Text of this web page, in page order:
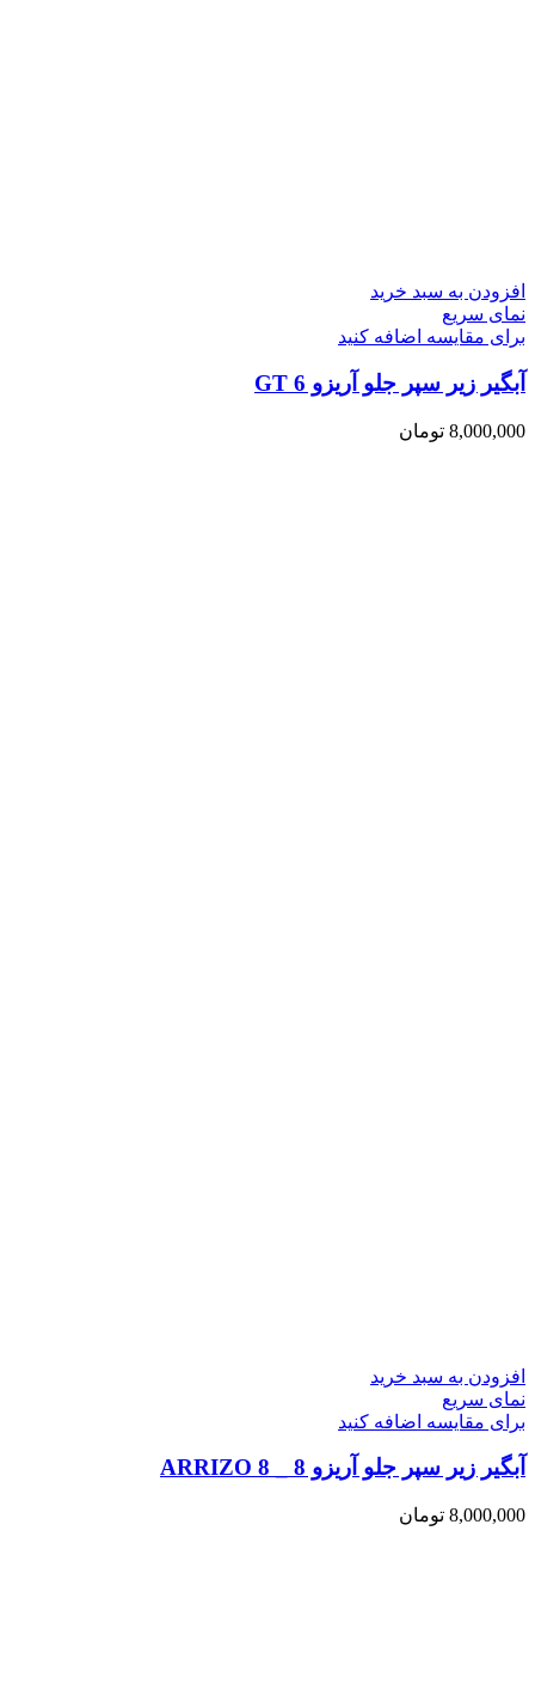
افزودن به سبد خرید
نمای سریع
برای مقایسه اضافه کنید
آبگیر زیر سپر جلو آریزو 6 GT
8,000,000 تومان
افزودن به سبد خرید
نمای سریع
برای مقایسه اضافه کنید
آبگیر زیر سپر جلو آریزو 8 _ ARRIZO 8
8,000,000 تومان